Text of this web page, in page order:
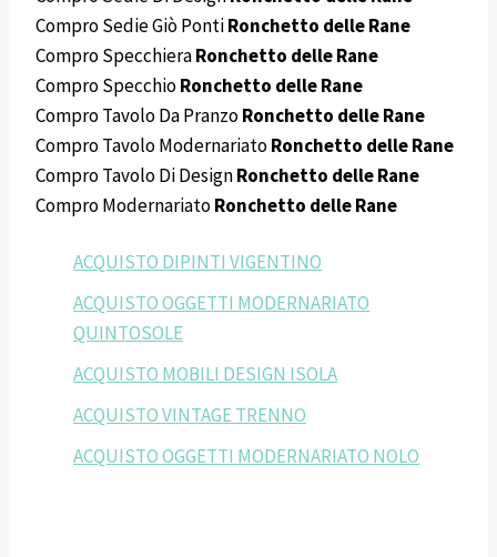
Compro Sedie Giò PontiRonchetto delle Rane
Compro SpecchieraRonchetto delle Rane
Compro SpecchioRonchetto delle Rane
Compro Tavolo Da PranzoRonchetto delle Rane
Compro Tavolo ModernariatoRonchetto delle Rane
Compro Tavolo Di DesignRonchetto delle Rane
Compro ModernariatoRonchetto delle Rane
ACQUISTO DIPINTI VIGENTINO
ACQUISTO OGGETTI MODERNARIATO
QUINTOSOLE
ACQUISTO MOBILI DESIGN ISOLA
ACQUISTO VINTAGE TRENNO
ACQUISTO OGGETTI MODERNARIATO NOLO